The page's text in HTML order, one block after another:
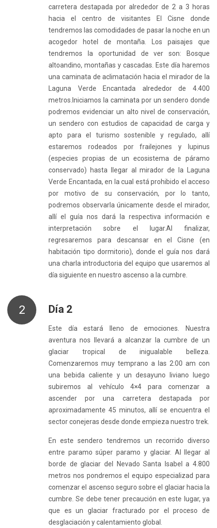
carretera destapada por alrededor de 2 a 3 horas
hacia el centro de visitantes El Cisne donde
tendremos las comodidades de pasar la noche en un
acogedor hotel de montaña. Los paisajes que
tendremos la oportunidad de ver son: Bosque
altoandino, montañas y cascadas. Este día haremos
una caminata de aclimatación hacia el mirador de la
Laguna Verde Encantada alrededor de 4.400
metros. Iniciamos la caminata por un sendero donde
podremos evidenciar un alto nivel de conservación,
un sendero con estudios de capacidad de carga y
apto para el turismo sostenible y regulado, allí
estaremos rodeados por frailejones y lupinus
(especies propias de un ecosistema de páramo
conservado) hasta llegar al mirador de la Laguna
Verde Encantada, en la cual está prohibido el acceso
por motivo de su conservación, por lo tanto,
podremos observarla únicamente desde el mirador,
allí el guía nos dará la respectiva información e
interpretación sobre el lugar.Al finalizar,
regresaremos para descansar en el Cisne (en
habitación tipo dormitorio), donde el guía nos dará
una charla introductoria del equipo que usaremos al
día siguiente en nuestro ascenso a la cumbre.
2 Día 2
Este día estará lleno de emociones. Nuestra
aventura nos llevará a alcanzar la cumbre de un
glaciar tropical de inigualable belleza.
Comenzaremos muy temprano a las 2:00 am con
una bebida caliente y un desayuno liviano luego
subiremos al vehículo 4×4 para comenzar a
ascender por una carretera destapada por
aproximadamente 45 minutos, allí se encuentra el
sector conejeras desde donde empieza nuestro trek.
En este sendero tendremos un recorrido diverso
entre paramo súper paramo y glaciar. Al llegar al
borde de glaciar del Nevado Santa Isabel a 4.800
metros nos pondremos el equipo especializad para
comenzar el ascenso seguro sobre el glaciar hacia la
cumbre. Se debe tener precaución en este lugar, ya
que es un glaciar fracturado por el proceso de
desglaciación y calentamiento global.